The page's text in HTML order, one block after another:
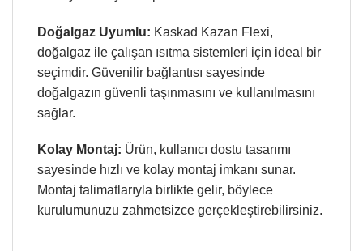
Doğalgaz Uyumlu: Kaskad Kazan Flexi,
doğalgaz ile çalışan ısıtma sistemleri için ideal bir
seçimdir. Güvenilir bağlantısı sayesinde
doğalgazın güvenli taşınmasını ve kullanılmasını
sağlar.
Kolay Montaj: Ürün, kullanıcı dostu tasarımı
sayesinde hızlı ve kolay montaj imkanı sunar.
Montaj talimatlarıyla birlikte gelir, böylece
kurulumunuzu zahmetsizce gerçekleştirebilirsiniz.